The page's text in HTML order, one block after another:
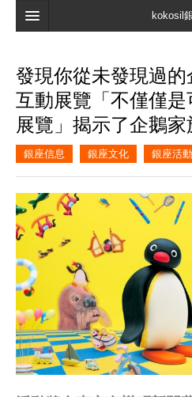
kokosil
搜索
最新信息
口碑
我的頁面
書簽
發現你從未發現過的
互動展覽「不僅僅
展覽」揭示了企鵝家
銀座信息 銀座文化 銀座活